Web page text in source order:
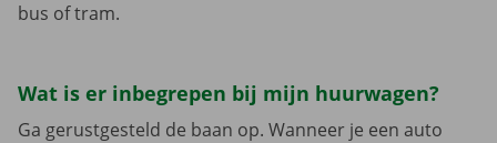
bus of tram.
Wat is er inbegrepen bij mijn huurwagen?
Ga gerustgesteld de baan op. Wanneer je een auto